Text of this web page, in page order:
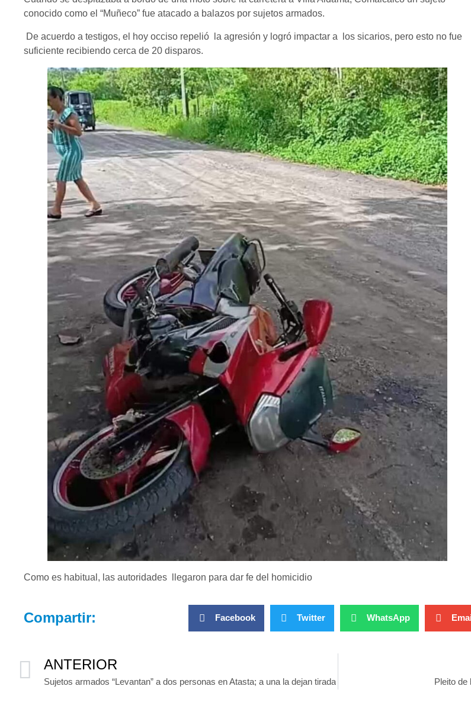
conocido como el “Muñeco” fue atacado a balazos por sujetos armados.
De acuerdo a testigos, el hoy occiso repelió la agresión y logró impactar a los sicarios, pero esto no fue
suficiente recibiendo cerca de 20 disparos.
Como es habitual, las autoridades llegaron para dar fe del homicidio
Compartir: Facebook Twitter WhatsApp
ANTERIOR
Sujetos armados “Levantan” a dos personas en Atasta; a una la dejan tirada Pleito de